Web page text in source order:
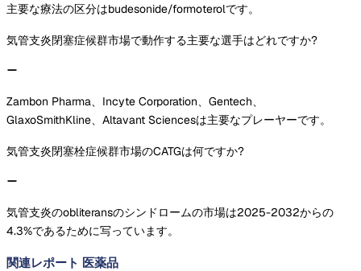
主要な療法の区分はbudesonide/formoterolです。
気管支炎閉塞症候群市場で動作する主要な選手はどれですか?
Zambon Pharma、Incyte Corporation、Gentech、
GlaxoSmithKline、Altavant Sciencesは主要なプレーヤーです。
気管支炎閉塞栓症候群市場のCATGは何ですか?
気管支炎のobliteransのシンドロームの市場は2025-2032からの
4.3%であるために写っています。
関連レポート 医薬品